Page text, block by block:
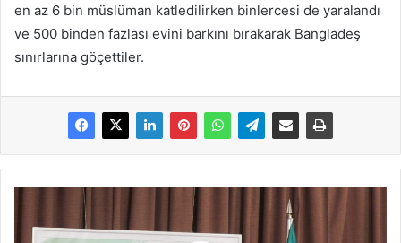
en az 6 bin müslüman katledilirken binlercesi de yaralandı
ve 500 binden fazlası evini barkını bırakarak Bangladeş
sınırlarına göçettiler.